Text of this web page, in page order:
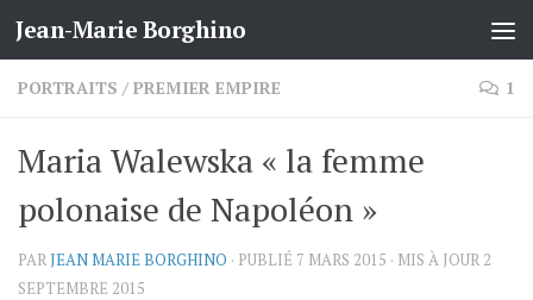
Skip to content
Jean-Marie Borghino
PORTRAITS / PREMIER EMPIRE 1
Maria Walewska « la femme
polonaise de Napoléon »
PARJEAN MARIE BORGHINO · PUBLIÉ 7 MARS 2015 · MIS À JOUR 2
SEPTEMBRE 2015